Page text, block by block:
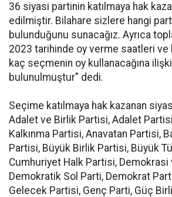
36 siyasi partinin katılmaya hak
edilmiştir. Bilahare sizlere hangi
bulunduğunu sunacağız. Ayrıca
2023 tarihinde oy verme saatleri ve
kaç seçmenin oy kullanacağına
bulunulmuştur" dedi.
Seçime katılmaya hak kazanan
Adalet ve Birlik Partisi, Adalet
Kalkınma Partisi, Anavatan Partisi,
Partisi, Büyük Birlik Partisi, Büyük
Cumhuriyet Halk Partisi, Demokrasi
Demokratik Sol Parti, Demokrat
Gelecek Partisi, Genç Parti, Güç